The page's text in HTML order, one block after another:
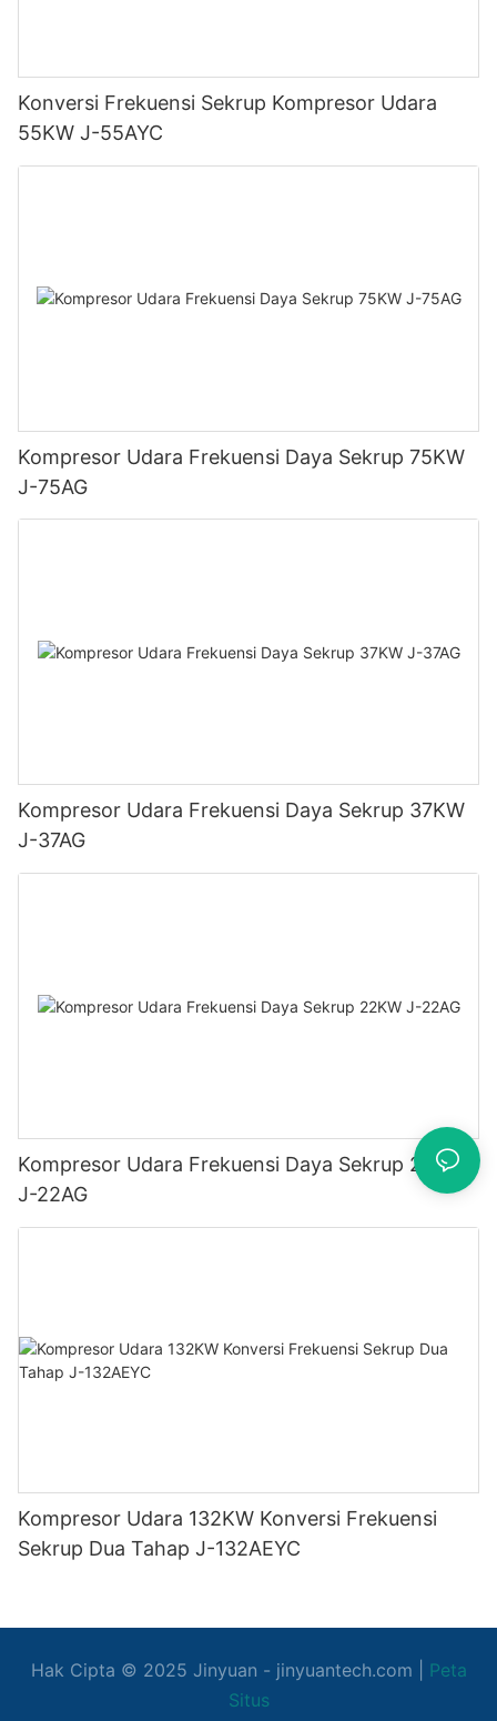
Konversi Frekuensi Sekrup Kompresor Udara
55KW J-55AYC
Kompresor Udara Frekuensi Daya Sekrup 75KW
J-75AG
Kompresor Udara Frekuensi Daya Sekrup 37KW
J-37AG
Kompresor Udara Frekuensi Daya Sekrup 22KW
J-22AG
Kompresor Udara 132KW Konversi Frekuensi
Sekrup Dua Tahap J-132AEYC
Hak Cipta © 2025 Jinyuan - jinyuantech.com | Peta
Situs